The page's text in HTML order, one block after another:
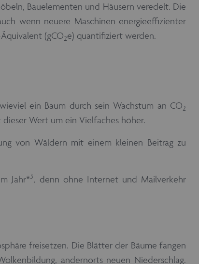
Bauelementen und Häusern veredelt. Die
wenn neuere Maschinen energieeffizienter
(gCO2e) quantifiziert werden.
ein Baum durch sein Wachstum an CO2
Wert um ein Vielfaches höher.
von Wäldern mit einem kleinen Beitrag zu
Jahr*3, denn ohne Internet und Mailverkehr
freisetzen. Die Blätter der Bäume fangen
andernorts neuen Niederschlag.